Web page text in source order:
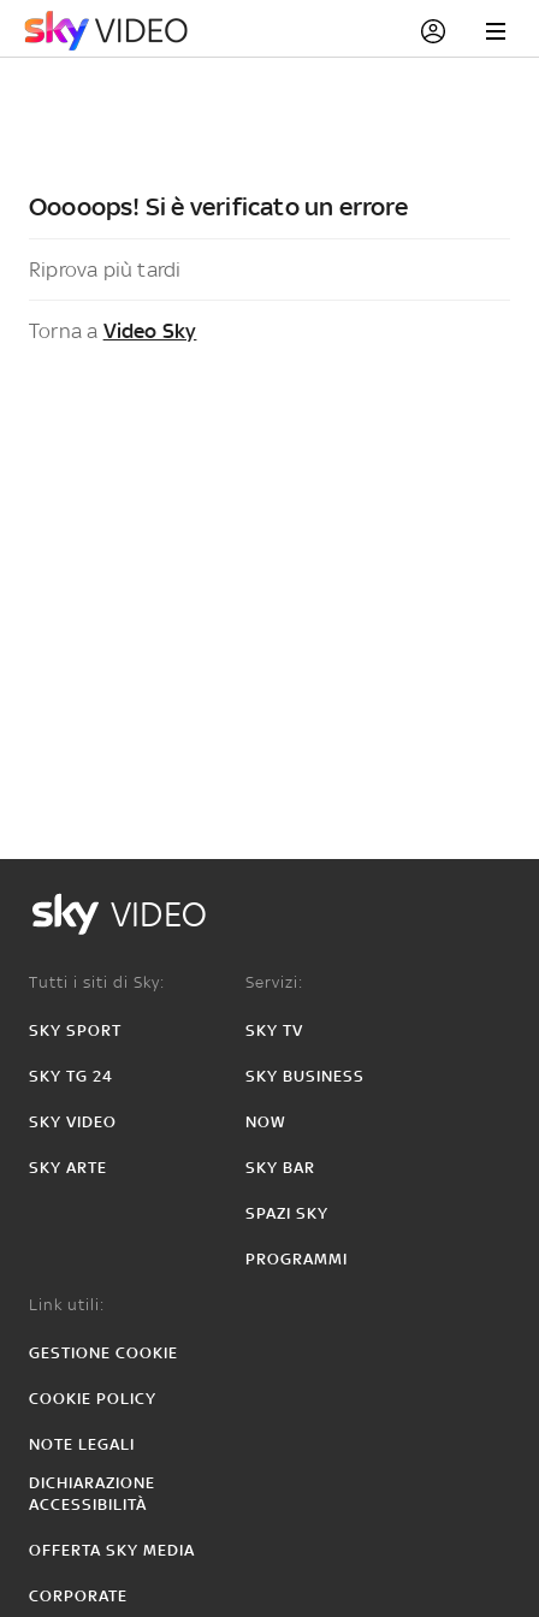
Ooooops! Si è verificato un errore
Riprova più tardi
Torna a Video Sky
VIDEO
Tutti i siti di Sky:
SKY SPORT
SKY TG 24
SKY VIDEO
SKY ARTE
Servizi:
SKY TV
SKY BUSINESS
NOW
SKY BAR
SPAZI SKY
PROGRAMMI
Link utili:
GESTIONE COOKIE
COOKIE POLICY
NOTE LEGALI
DICHIARAZIONE
ACCESSIBILITÀ
OFFERTA SKY MEDIA
CORPORATE